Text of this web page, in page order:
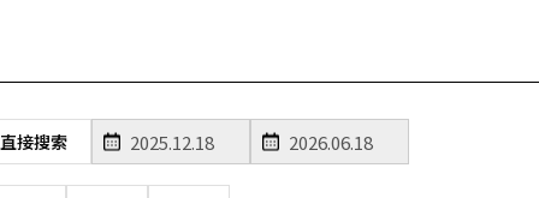
直接搜索